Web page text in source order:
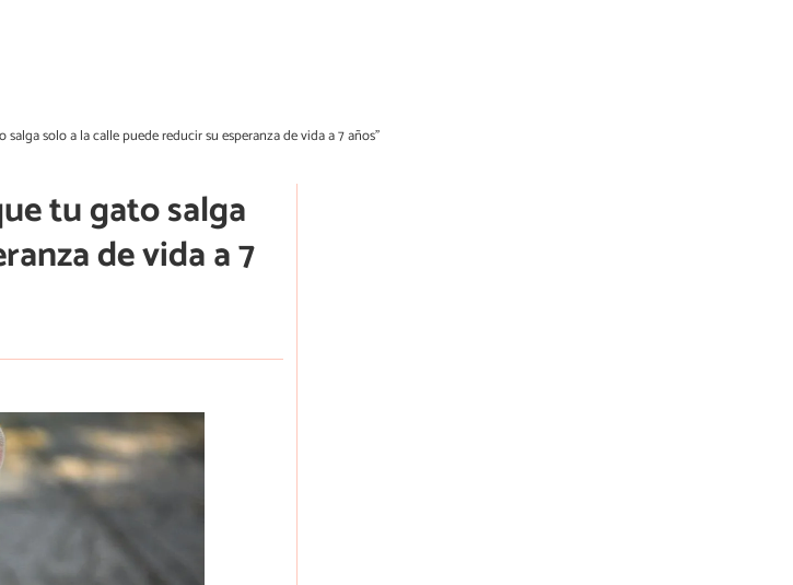
solo a la calle puede reducir su esperanza de vida a 7 años”
tu gato salga
de vida a 7